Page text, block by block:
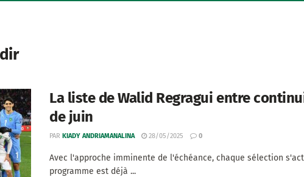
La liste de Walid Regragui entre
de juin
PAR KIADY ANDRIAMANALINA 28/05/2025 0
Avec l'approche imminente de l'échéance, chaque sélection
programme est déjà ...